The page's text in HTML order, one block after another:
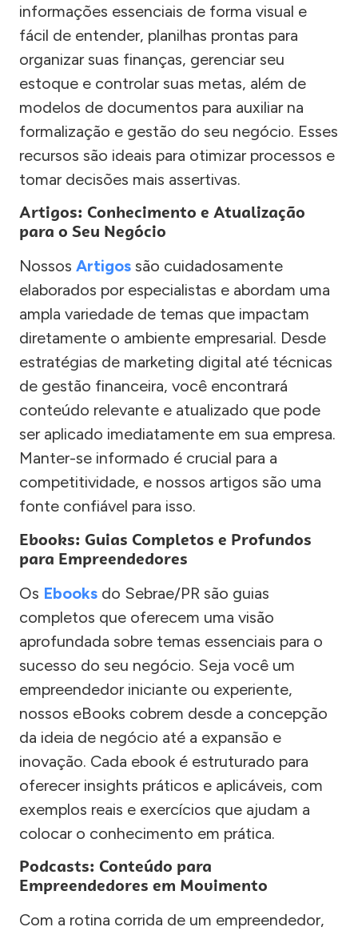
informações essenciais de forma visual e
fácil de entender, planilhas prontas para
organizar suas finanças, gerenciar seu
estoque e controlar suas metas, além de
modelos de documentos para auxiliar na
formalização e gestão do seu negócio. Esses
recursos são ideais para otimizar processos e
tomar decisões mais assertivas.
Artigos: Conhecimento e Atualização
para o Seu Negócio
Nossos Artigos são cuidadosamente
elaborados por especialistas e abordam uma
ampla variedade de temas que impactam
diretamente o ambiente empresarial. Desde
estratégias de marketing digital até técnicas
de gestão financeira, você encontrará
conteúdo relevante e atualizado que pode
ser aplicado imediatamente em sua empresa.
Manter-se informado é crucial para a
competitividade, e nossos artigos são uma
fonte confiável para isso.
Ebooks: Guias Completos e Profundos
para Empreendedores
Os Ebooks do Sebrae/PR são guias
completos que oferecem uma visão
aprofundada sobre temas essenciais para o
sucesso do seu negócio. Seja você um
empreendedor iniciante ou experiente,
nossos eBooks cobrem desde a concepção
da ideia de negócio até a expansão e
inovação. Cada ebook é estruturado para
oferecer insights práticos e aplicáveis, com
exemplos reais e exercícios que ajudam a
colocar o conhecimento em prática.
Podcasts: Conteúdo para
Empreendedores em Movimento
Com a rotina corrida de um empreendedor,